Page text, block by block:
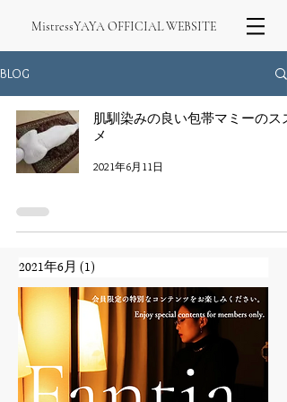
MistressYAYA OFFICIAL WEBSITE
BLOG
肌馴染みの良い包帯マミーのスス
メ
2021年6月11日
2021年6月 (1)